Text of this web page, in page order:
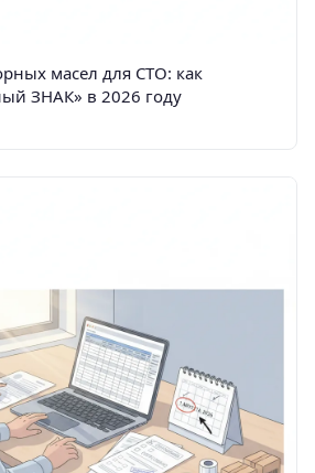
масел для СТО: как
ЗНАК» в 2026 году